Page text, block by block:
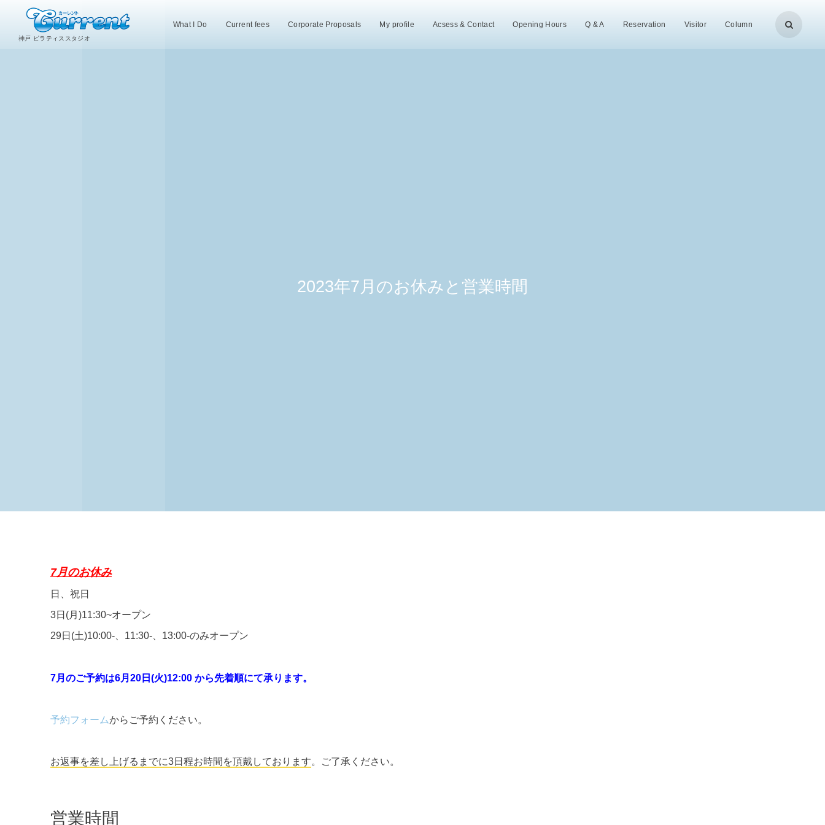
神戸 ピラティススタジオ
What I Do Current fees Corporate Proposals My profile Acsess & Contact Opening Hours Q & A Reservation Visitor Column
2023年7月のお休みと営業時間
7月のお休み
日、祝日
3日(月)11:30~オープン
29日(土)10:00-、11:30-、13:00-のみオープン
7月のご予約は6月20日(火)12:00 から先着順にて承ります。
予約フォームからご予約ください。
お返事を差し上げるまでに3日程お時間を頂戴しております。ご了承ください。
営業時間